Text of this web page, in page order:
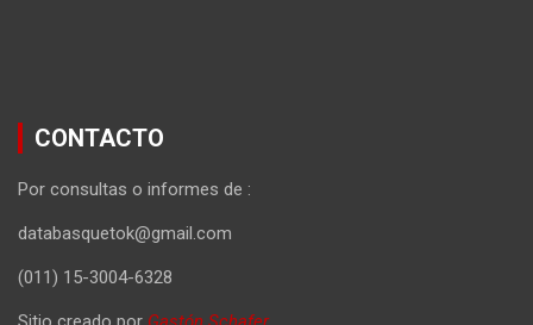
CONTACTO
Por consultas o informes de :
databasquetok@gmail.com
(011) 15-3004-6328